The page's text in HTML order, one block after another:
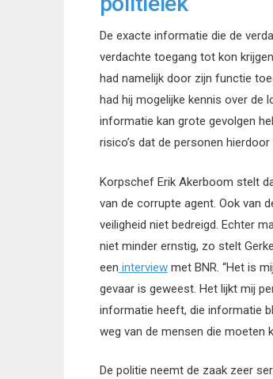
De exacte informatie die de
verdachte toegang tot kon
had namelijk door zijn functie
had hij mogelijke kennis over de
informatie kan grote gevolgen
risico’s dat de personen
Korpschef Erik Akerboom stelt
van de corrupte agent. Ook van
veiligheid niet bedreigd. Echter
niet minder ernstig, zo stelt
een interviewmet BNR. “Het is
gevaar is geweest. Het lijkt mij
informatie heeft, die informatie
weg van de mensen die moeten
De politie neemt de zaak zeer